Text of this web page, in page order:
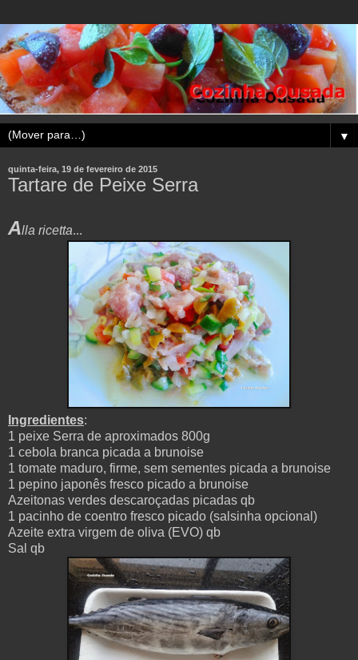
▼
quinta-feira, 19 de fevereiro de 2015
Tartare de Peixe Serra
Alla ricetta...
Ingredientes:
1 peixe Serra de aproximados 800g
1 cebola branca picada a brunoise
1 tomate maduro, firme, sem sementes picada a brunoise
1 pepino japonês fresco picado a brunoise
Azeitonas verdes descaroçadas picadas qb
1 pacinho de coentro fresco picado (salsinha opcional)
Azeite extra virgem de oliva (EVO) qb
Sal qb